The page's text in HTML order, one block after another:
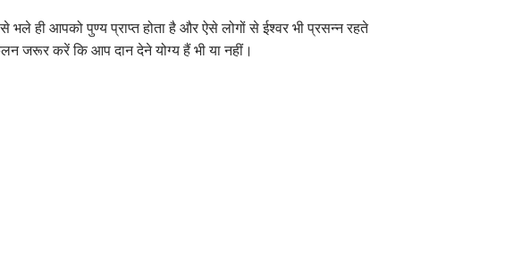
भले ही आपको पुण्य प्राप्त होता है और ऐसे लोगों से ईश्वर भी प्रसन्न रहते
जरूर करें कि आप दान देने योग्य हैं भी या नहीं।